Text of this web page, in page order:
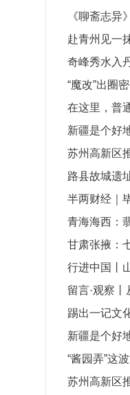
于6月下旬
《聊斋志异
赴青州见一
奇峰秀水入
“魔改”出圈
在这里，普
新疆是个好
苏州高新区
游：当青春
路县故城遗
您玩转
半两财经｜
热门目的地
青海海西：
甘肃张掖：
行进中国丨
留言·观察
提升之路
踢出一记文
新疆是个好
“酱园弄”这
苏州高新区